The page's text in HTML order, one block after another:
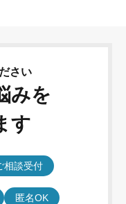
さい
みを
す
相談受付
匿名OK